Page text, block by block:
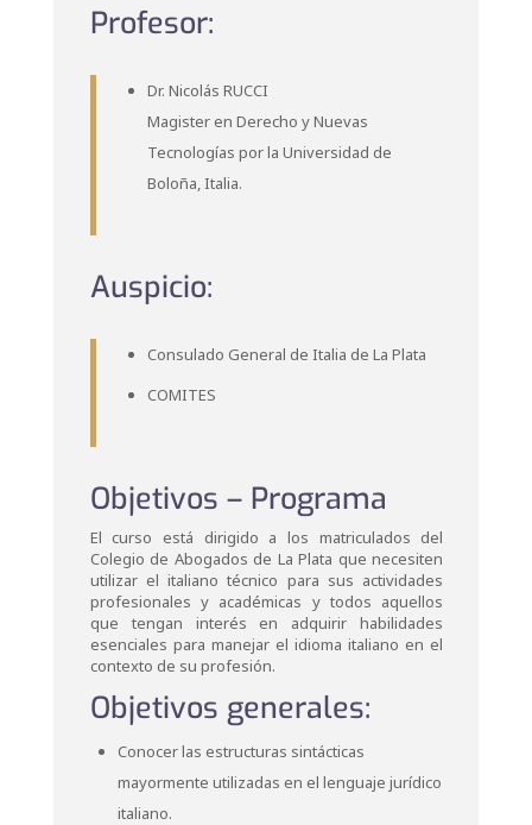
Profesor:
Dr. Nicolás RUCCI
Magister en Derecho y Nuevas
Tecnologías por la Universidad de
Boloña, Italia.
Auspicio:
Consulado General de Italia de La Plata
COMITES
Objetivos – Programa
El curso está dirigido a los matriculados del
Colegio de Abogados de La Plata que necesiten
utilizar el italiano técnico para sus actividades
profesionales y académicas y todos aquellos
que tengan interés en adquirir habilidades
esenciales para manejar el idioma italiano en el
contexto de su profesión.
Objetivos generales:
Conocer las estructuras sintácticas
mayormente utilizadas en el lenguaje jurídico
italiano.